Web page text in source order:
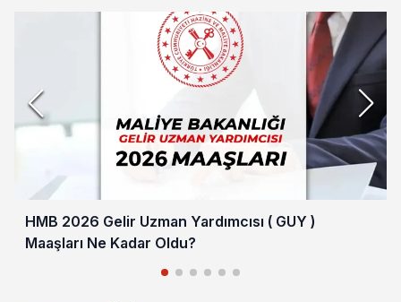
HMB 2026 Gelir Uzman Yardımcısı ( GUY )
Maaşları Ne Kadar Oldu?